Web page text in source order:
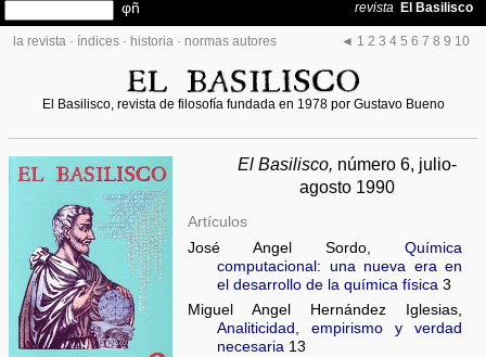
la revista · índices · historia · normas autores ◄ 1 2 3 4 5 6 7 8 9 10
El Basilisco, revista de filosofía fundada en 1978 por Gustavo Bueno
El Basilisco, número 6, julio-
agosto 1990
Artículos
José Angel Sordo,Química
computacional: una nueva era en
el desarrollo de la química física 3
Miguel Angel Hernández Iglesias,
Analiticidad, empirismo y verdad
necesaria 13